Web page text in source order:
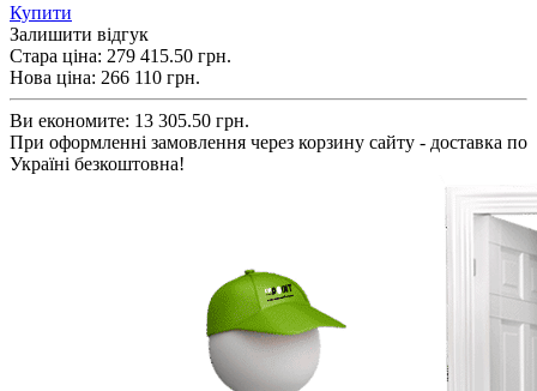
Купити
Залишити відгук
Стара ціна: 279 415.50 грн.
Нова ціна: 266 110 грн.
Ви економите: 13 305.50 грн.
При оформленні замовлення через корзину сайту - доставка по
Україні безкоштовна!